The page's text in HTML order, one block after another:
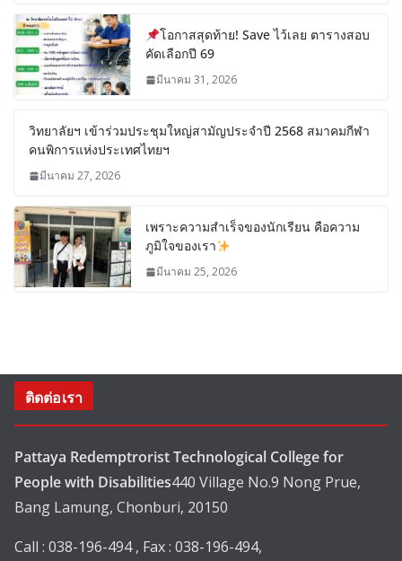
โอกาสสุดท้าย! Save ไว้เลย ตารางสอบ
คัดเลือกปี 69
มีนาคม 31, 2026
วิทยาลัยฯ เข้าร่วมประชุมใหญ่สามัญประจำปี 2568 สมาคมกีฬา
คนพิการแห่งประเทศไทยฯ
มีนาคม 27, 2026
เพราะความสำเร็จของนักเรียน คือความ
ภูมิใจของเรา
มีนาคม 25, 2026
ติดต่อเรา
Pattaya Redemptrorist Technological College for
People with Disabilities440 Village No.9 Nong Prue,
Bang Lamung, Chonburi, 20150
Call : 038-196-494 , Fax : 038-196-494,